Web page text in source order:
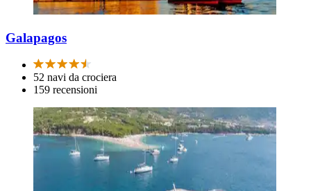
Galapagos
52 navi da crociera
159 recensioni